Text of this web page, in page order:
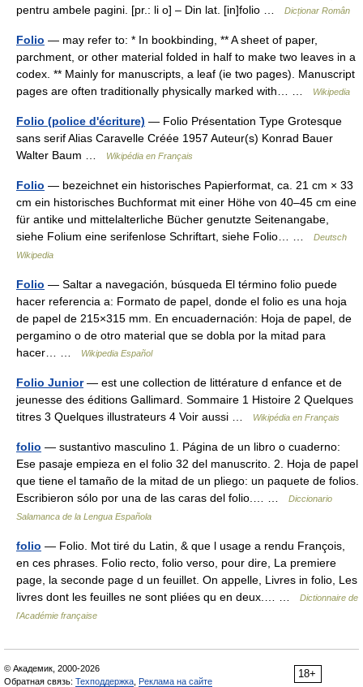
pentru ambele pagini. [pr.: li o] – Din lat. [in]folio …
Dicționar Român
Folio — may refer to: * In bookbinding, ** A sheet of paper,
parchment, or other material folded in half to make two leaves in a
codex. ** Mainly for manuscripts, a leaf (ie two pages). Manuscript
pages are often traditionally physically marked with… …
Wikipedia
Folio (police d'écriture) — Folio Présentation Type Grotesque
sans serif Alias Caravelle Créée 1957 Auteur(s) Konrad Bauer
Walter Baum …
Wikipédia en Français
Folio — bezeichnet ein historisches Papierformat, ca. 21 cm × 33
cm ein historisches Buchformat mit einer Höhe von 40–45 cm eine
für antike und mittelalterliche Bücher genutzte Seitenangabe,
siehe Folium eine serifenlose Schriftart, siehe Folio… …
Deutsch
Wikipedia
Folio — Saltar a navegación, búsqueda El término folio puede
hacer referencia a: Formato de papel, donde el folio es una hoja
de papel de 215×315 mm. En encuadernación: Hoja de papel, de
pergamino o de otro material que se dobla por la mitad para
hacer… …
Wikipedia Español
Folio Junior— est une collection de littérature d enfance et de
jeunesse des éditions Gallimard. Sommaire 1 Histoire 2 Quelques
titres 3 Quelques illustrateurs 4 Voir aussi …
Wikipédia en Français
folio — sustantivo masculino 1. Página de un libro o cuaderno:
Ese pasaje empieza en el folio 32 del manuscrito. 2. Hoja de papel
que tiene el tamaño de la mitad de un pliego: un paquete de folios.
Escribieron sólo por una de las caras del folio.… …
Diccionario
Salamanca de la Lengua Española
folio — Folio. Mot tiré du Latin, & que l usage a rendu François,
en ces phrases. Folio recto, folio verso, pour dire, La premiere
page, la seconde page d un feuillet. On appelle, Livres in folio, Les
livres dont les feuilles ne sont pliées qu en deux.… …
Dictionnaire de
l'Académie française
18+
© Академик, 2000-2026
Обратная связь: Техподдержка Реклама на сайте